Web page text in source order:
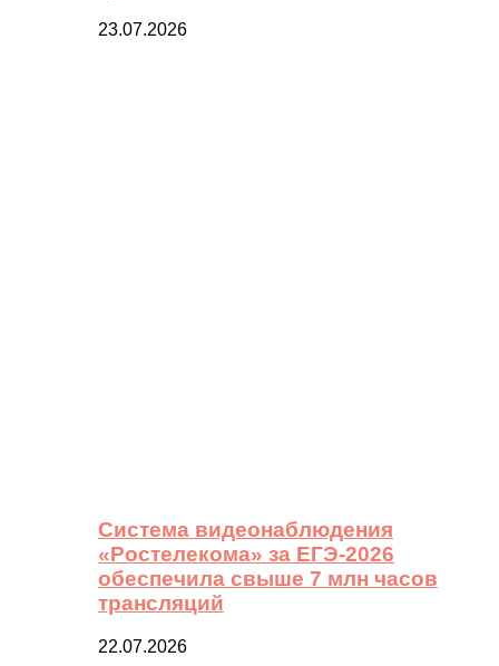
23.07.2026
Система видеонаблюдения
«Ростелекома» за ЕГЭ-2026
обеспечила свыше 7 млн часов
трансляций
22.07.2026